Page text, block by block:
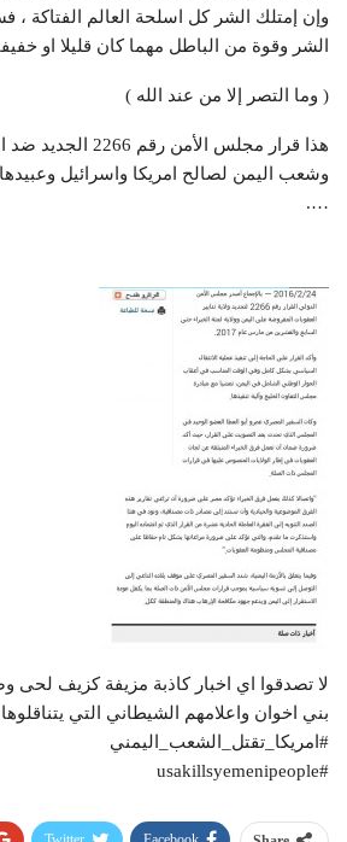
وإن إمتلك الشر كل اسلحة العالم الفتاكة ،
الشر وقوة من الباطل مهما كان قليلا او
( وما التصر إلا من عند الله )
هذا قرار مجلس الأمن
وشعب اليمن لصالح امريكا واسرائيل وعبيدها
….
لا تصدقوا اي اخبار كاذبة مزيفة كزيف لحى
بني اخوان واعلامهم الشيطاني التي
#امريكا_تقتل_الشعب_اليمني
#usakillsyemenipeople